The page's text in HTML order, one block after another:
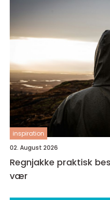
inspiration
02. August 2026
Regnjakke praktisk beskyttelse i all slags
vær